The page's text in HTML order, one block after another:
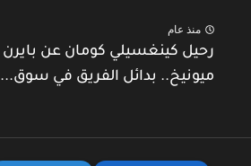
منذ عام
رحيل كينغسيلي كومان عن بايرن
ميونيخ.. بدائل الفريق في سوق...